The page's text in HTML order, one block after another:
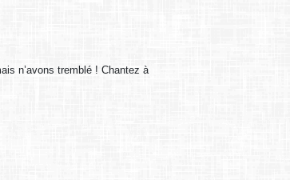
n’avons tremblé ! Chantez à